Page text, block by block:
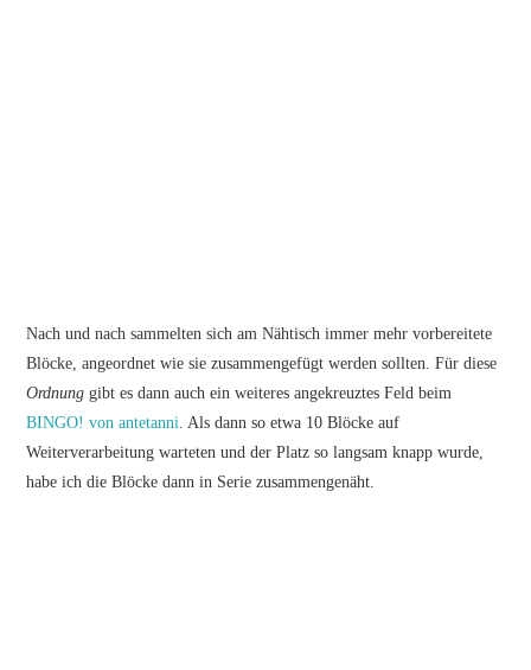
Nach und nach sammelten sich am Nähtisch immer mehr vorbereitete
Blöcke, angeordnet wie sie zusammengefügt werden sollten. Für diese
Ordnung gibt es dann auch ein weiteres angekreuztes Feld beim
BINGO! von antetanni . Als dann so etwa 10 Blöcke auf
Weiterverarbeitung warteten und der Platz so langsam knapp wurde,
habe ich die Blöcke dann in Serie zusammengenäht.